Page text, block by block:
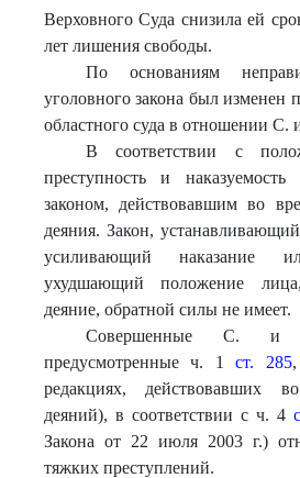
Верховного Суда снизила ей
лет лишения свободы.
По основаниям
уголовного закона был изменен
областного суда в отношении С.
В соответствии с
преступность и наказуемость
законом, действовавшим во
деяния. Закон,
усиливающий наказание
ухудшающий положение
деяние, обратной силы не имеет.
Совершенные С. и
предусмотренные ч. 1ст. 285
редакциях, действовавших
деяний), в соответствии с ч. 4
Закона от 22 июля 2003 г.)
тяжких преступлений.